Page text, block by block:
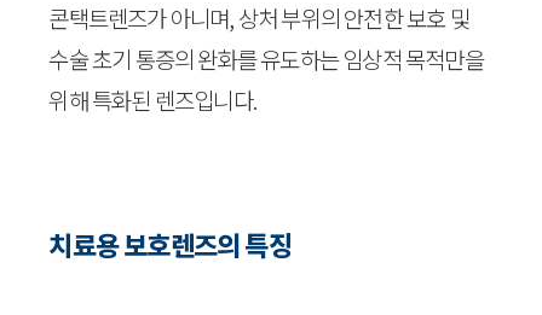
콘택트렌즈가 아니며, 상처 부위의 안전한 보호 및
수술 초기 통증의 완화를 유도하는 임상적 목적만을
위해 특화된 렌즈입니다.
치료용 보호렌즈의 특징